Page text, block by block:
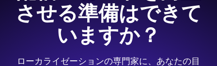
させる準備はできて
いますか？
ローカライゼーションの専門家に、あなたの目